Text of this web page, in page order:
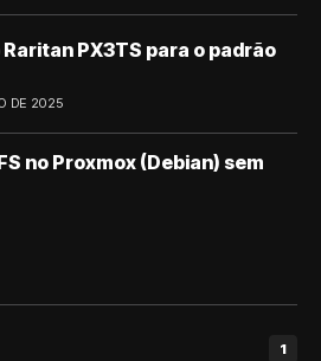
PX3TS para o padrão
DE 2025
no Proxmox (Debian) sem
1